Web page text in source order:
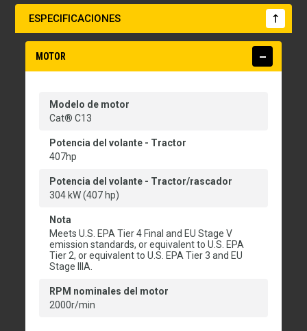
ESPECIFICACIONES
MOTOR
Modelo de motor
Cat® C13
Potencia del volante - Tractor
407hp
Potencia del volante - Tractor/rascador
304 kW (407 hp)
Nota
Meets U.S. EPA Tier 4 Final and EU Stage V
emission standards, or equivalent to U.S. EPA
Tier 2, or equivalent to U.S. EPA Tier 3 and EU
Stage IIIA.
RPM nominales del motor
2000r/min